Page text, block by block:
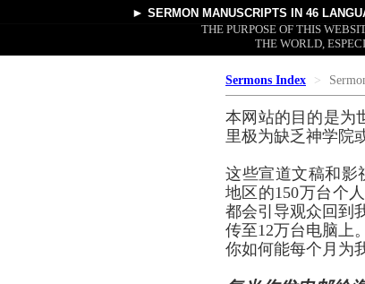
► SERMON MANUSCRIPTS IN 46
THE PURPOSE OF THIS
THE WORLD,
Sermons Index
本网站的目的是为
里极为缺乏神学院
这些宣道文稿和
地区的150万台个
都会引导观众回到
传至12万台电脑上
你如何能每个月为